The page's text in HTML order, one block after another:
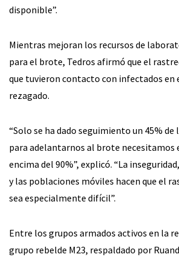
disponible”.
Mientras mejoran los recursos de
para el brote, Tedros afirmó que el
que tuvieron contacto con infectados en
rezagado.
“Solo se ha dado seguimiento un 45%
para adelantarnos al brote necesitamos
encima del 90%”, explicó. “La
y las poblaciones móviles hacen que el
sea especialmente difícil”.
Entre los grupos armados activos en la
grupo rebelde M23, respaldado por